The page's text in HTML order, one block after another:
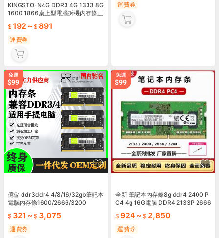
KINGSTO-N4G DDR3 4G 1333 8G
1600 1866桌上型電腦拆機內存條三
192 ~ 891
運費券
運費券
億儲 ddr3ddr4 4/8/16/32gb筆記本
電腦內存條1600/2666/3200
321 ~ 3,075
運費券
全新 筆記本內存條8g ddr4 2400 P
C4 4g 16G電腦 DDR4 2133P 2666
924 ~ 2,850
運費券